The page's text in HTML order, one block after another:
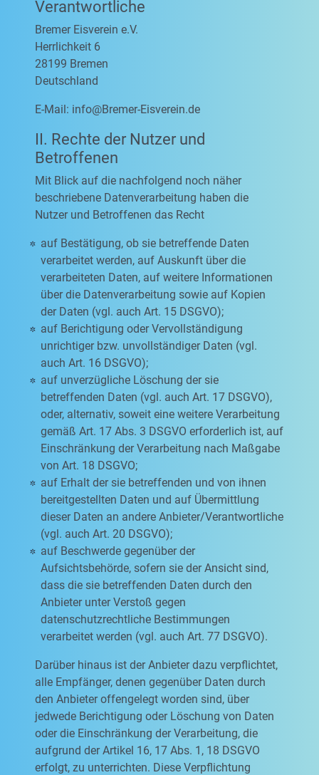
Verantwortliche
Bremer Eisverein e.V.
Herrlichkeit 6
28199 Bremen
Deutschland
E-Mail: info@Bremer-Eisverein.de
II. Rechte der Nutzer und
Betroffenen
Mit Blick auf die nachfolgend noch näher
beschriebene Datenverarbeitung haben die
Nutzer und Betroffenen das Recht
auf Bestätigung, ob sie betreffende Daten
verarbeitet werden, auf Auskunft über die
verarbeiteten Daten, auf weitere Informationen
über die Datenverarbeitung sowie auf Kopien
der Daten (vgl. auch Art. 15 DSGVO);
auf Berichtigung oder Vervollständigung
unrichtiger bzw. unvollständiger Daten (vgl.
auch Art. 16 DSGVO);
auf unverzügliche Löschung der sie
betreffenden Daten (vgl. auch Art. 17 DSGVO),
oder, alternativ, soweit eine weitere Verarbeitung
gemäß Art. 17 Abs. 3 DSGVO erforderlich ist, auf
Einschränkung der Verarbeitung nach Maßgabe
von Art. 18 DSGVO;
auf Erhalt der sie betreffenden und von ihnen
bereitgestellten Daten und auf Übermittlung
dieser Daten an andere Anbieter/Verantwortliche
(vgl. auch Art. 20 DSGVO);
auf Beschwerde gegenüber der
Aufsichtsbehörde, sofern sie der Ansicht sind,
dass die sie betreffenden Daten durch den
Anbieter unter Verstoß gegen
datenschutzrechtliche Bestimmungen
verarbeitet werden (vgl. auch Art. 77 DSGVO).
Darüber hinaus ist der Anbieter dazu verpflichtet,
alle Empfänger, denen gegenüber Daten durch
den Anbieter offengelegt worden sind, über
jedwede Berichtigung oder Löschung von Daten
oder die Einschränkung der Verarbeitung, die
aufgrund der Artikel 16, 17 Abs. 1, 18 DSGVO
erfolgt, zu unterrichten. Diese Verpflichtung